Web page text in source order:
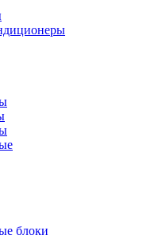
блоки